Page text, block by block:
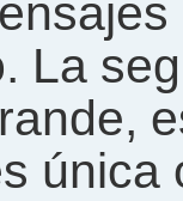
La
única